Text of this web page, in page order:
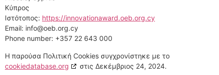
Κύπρος
Ιστότοπος: https://innovationaward.oeb.org.cy
Email: info@oeb.org.cy
Phone number: +357 22 643 000
Η παρούσα Πολιτική Cookies συγχρονίστηκε με το
cookiedatabase.org
στις Δεκέμβριος 24, 2024.